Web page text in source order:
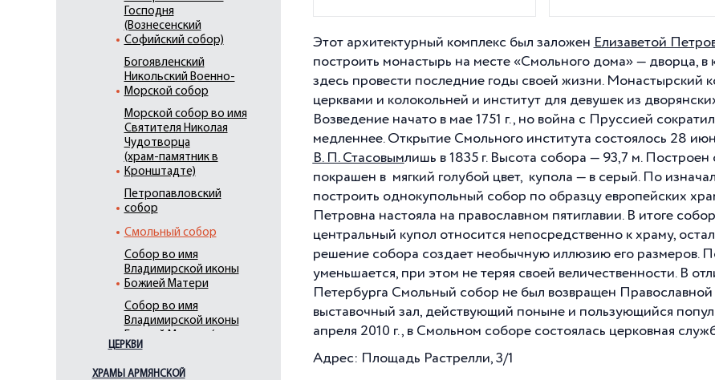
Господня
(Вознесенский
Софийский собор)
Богоявленский
Никольский Военно-
Морской собор
Морской собор во имя
Святителя Николая
Чудотворца
(храм-памятник в
Кронштадте)
Петропавловский
собор
Смольный собор
Собор во имя
Владимирской иконы
Божией Матери
Собор во имя
Владимирской иконы
Кронштадте)
Собор во имя
ЦЕРКВИ
ХРАМЫ АРМЯНСКОЙ
Этот архитектурный комплекс был заложен Елизаветой
построить монастырь на месте «Смольного дома» — дворца,
здесь провести последние годы своей жизни. Монастырский
церквами и колокольней и институт для девушек из
Возведение начато в мае 1751 г., но война с Пруссией
медленнее. Открытие Смольного института состоялось 28
В. П. Стасовымлишь в 1835 г. Высота собора — 93,7 м. Построен
покрашен в мягкий голубой цвет, купола — в серый. По
построить однокупольный собор по образцу европейских
Петровна настояла на православном пятиглавии. В итоге
центральный купол относится непосредственно к храму,
решение собора создает необычную иллюзию его размеров.
уменьшается, при этом не теряя своей величественности. В
Петербурга Смольный собор не был возвращен Православной
выставочный зал, действующий поныне и пользующийся
апреля 2010 г., в Смольном соборе состоялась церковная
Адрес: Площадь Растрелли, 3/1